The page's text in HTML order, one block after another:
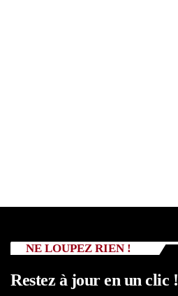
NE LOUPEZ RIEN !
Restez à jour en un clic !